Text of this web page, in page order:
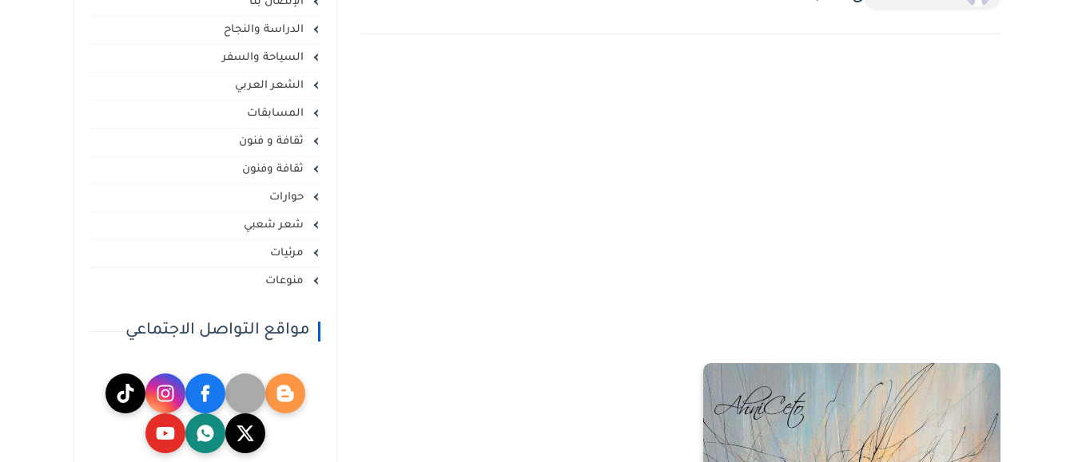
الدراسة والنجاح
السياحة والسفر
الشعر العربي
المسابقات
ثقافة و فنون
ثقافة وفنون
حوارات
شعر شعبي
مرئيات
منوعات
مواقع التواصل الاجتماعي